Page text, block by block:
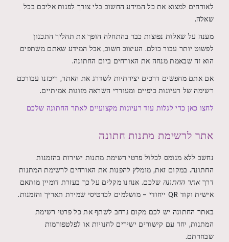
לאורחים למצוא את כל המידע החשוב בלי צורך לפנות אליכם בכל
שאלה.
מענה על שאלות נפוצות כבר בהתחלה הופך את תהליך התכנון
לפשוט יותר עבור כולם. העיצוב חשוב, אבל המידע שאתם משתפים
הוא זה שבאמת מנחה את האורחים ביום החתונה.
אם אתם מחפשים דרכים יצירתיות לשדרג את האתר, ריכזנו עבורכם
רשימה של רעיונות כיפיים ומעוררי השראה מזוגות אמיתיים.
לחצו כאן כדי לגלות עוד רעיונות מקצועיים לאתר החתונה שלכם
אתר לרשימת מתנות חתונה
נחשב ללא מנומס לכלול פרטי רשימת מתנות ישירות בהזמנות
החתונה. במקום זאת, מומלץ להפנות את האורחים לרשימת המתנות
דרךאתר החתונה שלכם. אנחנו מקלים על כך בעזרת דומיין מותאם
אישית וקוד QR ייחודי – מושלמים לכרטיסי שמירת תאריך והזמנות.
באתר החתונה יש לכם מקום נרחב לשתף את כל פרטי רשימת
המתנות, יחד עם קישורים ישירים לחנויות או לפלטפורמות
שבחרתם.